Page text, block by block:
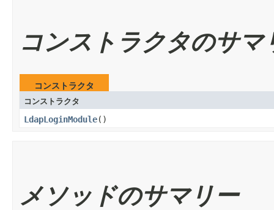
コンストラクタのサマ
コンストラクタ
コンストラクタ
LdapLoginModule()
メソッドのサマリー